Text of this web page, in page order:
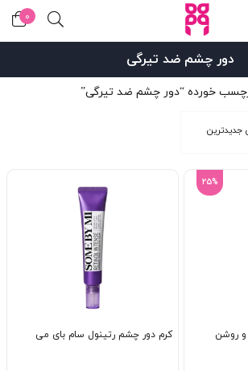
0
دور چشم ضد تیرگی
خورده “دور چشم ضد تیرگی”
25%
روشن
کرم دور چشم رتینول سام بای می